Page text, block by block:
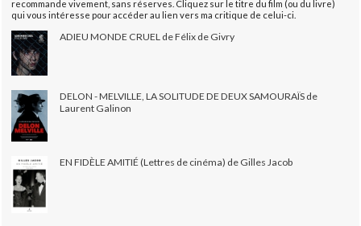
recommande vivement, sans réserves. Cliquez sur le titre du film (ou du livre)
qui vous intéresse pour accéder au lien vers ma critique de celui-ci.
ADIEU MONDE CRUEL de Félix de Givry
DELON - MELVILLE, LA SOLITUDE DE DEUX SAMOURAÏS de
Laurent Galinon
EN FIDÈLE AMITIÉ (Lettres de cinéma) de Gilles Jacob